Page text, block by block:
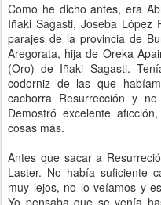
Como he dicho antes, era
Iñaki Sagasti, Joseba
parajes de la provincia de
Aregorata, hija de Oreka
(Oro) de Iñaki Sagasti.
codorniz de las que
cachorra Resurrección y
Demostró excelente
cosas más.
Antes que sacar a
Laster. No había suficiente
muy lejos, no lo veíamos y
Yo pensaba que se venía